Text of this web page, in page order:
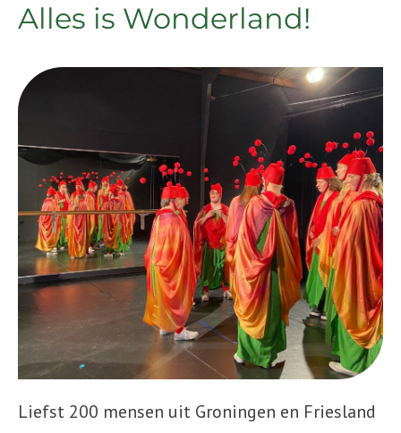
Alles is Wonderland!
Liefst 200 mensen uit Groningen en Friesland